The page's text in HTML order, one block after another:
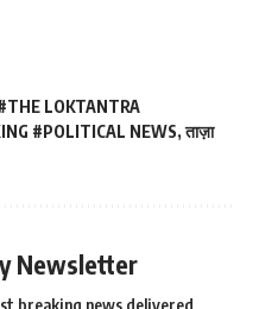
LOKTANTRA
#POLITICAL NEWS,ताज़ा
Newsletter
breaking news delivered